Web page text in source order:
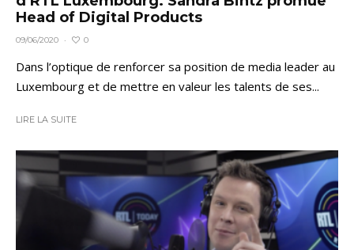
Head of Digital Products
09/06/2020 · 0
Dans l’optique de renforcer sa position de media leader au
Luxembourg et de mettre en valeur les talents de ses...
LIRE LA SUITE